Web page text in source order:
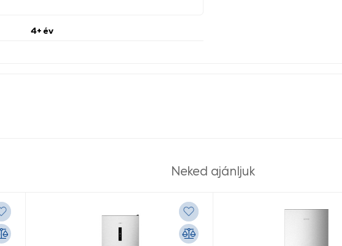
4+ év
Neked ajánljuk